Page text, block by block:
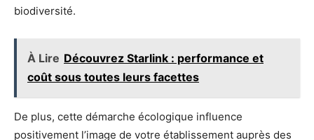
biodiversité.
À Lire Découvrez Starlink : performance et
coût sous toutes leurs facettes
De plus, cette démarche écologique influence
positivement l’image de votre établissement auprès des